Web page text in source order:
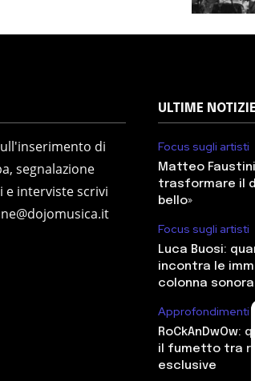
di
segnalazione
e interviste scrivi
ULTIME NOTIZIE
Focus sugli artisti
Matteo
trasformare il
bello»
Focus sugli artisti
Luca Buosi:
incontra le
colonna sonora
Approfondimenti
RoCkAnDwOw:
il fumetto tra
esclusive